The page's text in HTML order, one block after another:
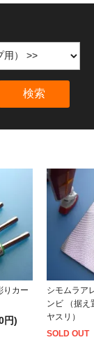
検索
りカー
円)
シモムラア
ンビ （据え
ヤスリ）
SOLD OUT